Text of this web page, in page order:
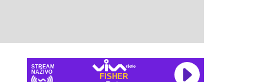
STREAM
NAŽIVO
FISHER